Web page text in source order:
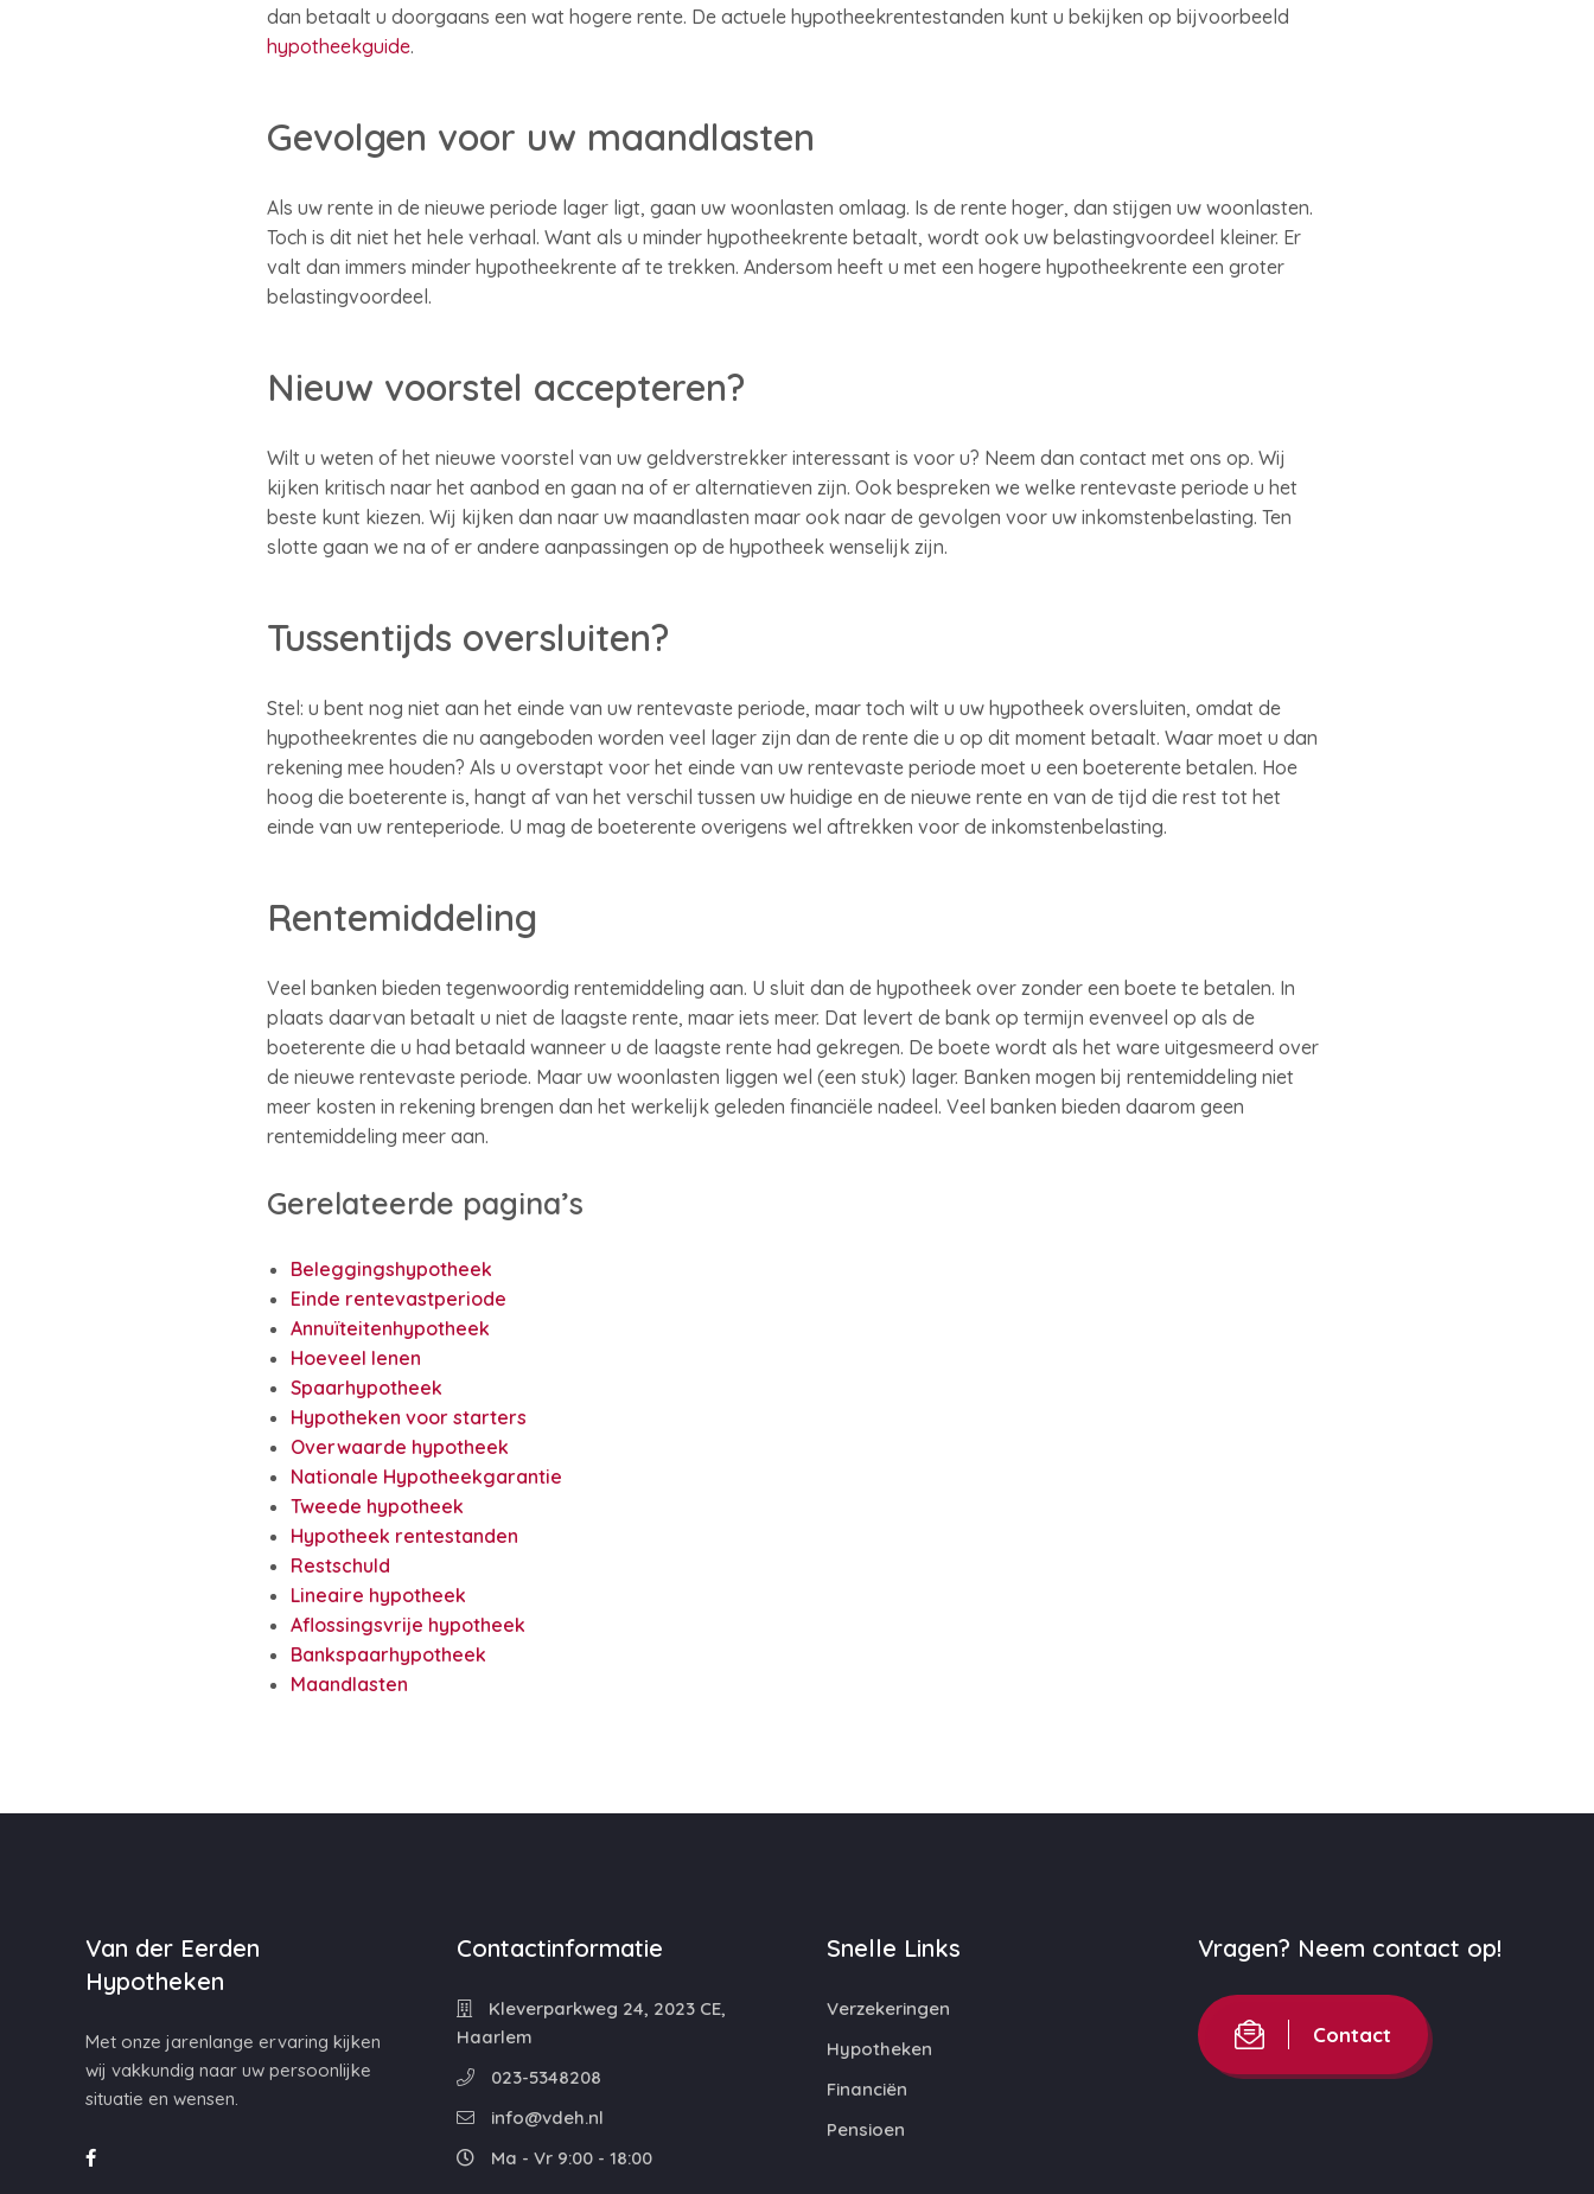
dan betaalt u doorgaans een wat hogere rente. De actuele hypotheekrentestanden kunt u bekijken op bijvoorbeeld
hypotheekguide.
Gevolgen voor uw maandlasten
Als uw rente in de nieuwe periode lager ligt, gaan uw woonlasten omlaag. Is de rente hoger, dan stijgen uw woonlasten.
Toch is dit niet het hele verhaal. Want als u minder hypotheekrente betaalt, wordt ook uw belastingvoordeel kleiner. Er
valt dan immers minder hypotheekrente af te trekken. Andersom heeft u met een hogere hypotheekrente een groter
belastingvoordeel.
Nieuw voorstel accepteren?
Wilt u weten of het nieuwe voorstel van uw geldverstrekker interessant is voor u? Neem dan contact met ons op. Wij
kijken kritisch naar het aanbod en gaan na of er alternatieven zijn. Ook bespreken we welke rentevaste periode u het
beste kunt kiezen. Wij kijken dan naar uw maandlasten maar ook naar de gevolgen voor uw inkomstenbelasting. Ten
slotte gaan we na of er andere aanpassingen op de hypotheek wenselijk zijn.
Tussentijds oversluiten?
Stel: u bent nog niet aan het einde van uw rentevaste periode, maar toch wilt u uw hypotheek oversluiten, omdat de
hypotheekrentes die nu aangeboden worden veel lager zijn dan de rente die u op dit moment betaalt. Waar moet u dan
rekening mee houden? Als u overstapt voor het einde van uw rentevaste periode moet u een boeterente betalen. Hoe
hoog die boeterente is, hangt af van het verschil tussen uw huidige en de nieuwe rente en van de tijd die rest tot het
einde van uw renteperiode. U mag de boeterente overigens wel aftrekken voor de inkomstenbelasting.
Rentemiddeling
Veel banken bieden tegenwoordig rentemiddeling aan. U sluit dan de hypotheek over zonder een boete te betalen. In
plaats daarvan betaalt u niet de laagste rente, maar iets meer. Dat levert de bank op termijn evenveel op als de
boeterente die u had betaald wanneer u de laagste rente had gekregen. De boete wordt als het ware uitgesmeerd over
de nieuwe rentevaste periode. Maar uw woonlasten liggen wel (een stuk) lager. Banken mogen bij rentemiddeling niet
meer kosten in rekening brengen dan het werkelijk geleden financiële nadeel. Veel banken bieden daarom geen
rentemiddeling meer aan.
Gerelateerde pagina’s
Beleggingshypotheek
Einde rentevastperiode
Annuïteitenhypotheek
Hoeveel lenen
Spaarhypotheek
Hypotheken voor starters
Overwaarde hypotheek
Nationale Hypotheekgarantie
Tweede hypotheek
Hypotheek rentestanden
Restschuld
Lineaire hypotheek
Aflossingsvrije hypotheek
Bankspaarhypotheek
Maandlasten
Van der Eerden
Hypotheken
Met onze jarenlange ervaring kijken
wij vakkundig naar uw persoonlijke
situatie en wensen.
Contactinformatie
Kleverparkweg 24, 2023 CE,
Haarlem
023-5348208
info@vdeh.nl
Ma - Vr 9:00 - 18:00
Snelle Links
Verzekeringen
Hypotheken
Financiën
Pensioen
Vragen? Neem contact op!
Contact